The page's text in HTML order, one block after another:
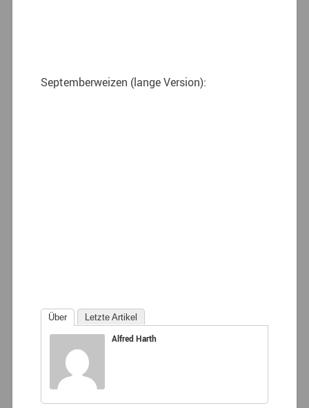
Septemberweizen (lange Version):
Über Letzte Artikel
Alfred Harth